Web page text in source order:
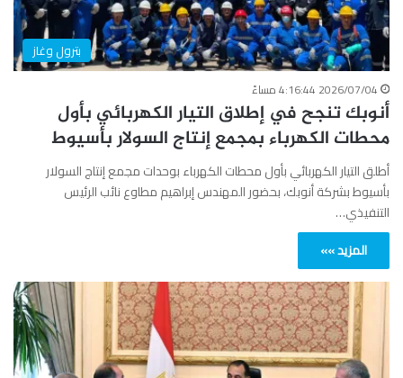
بترول وغاز
2026/07/04 4:16:44 مساءً
أنوبك تنجح في إطلاق التيار الكهربائي بأول
محطات الكهرباء بمجمع إنتاج السولار بأسيوط
أطلق التيار الكهربائي بأول محطات الكهرباء بوحدات مجمع إنتاج السولار
بأسيوط بشركة أنوبك، بحضور المهندس إبراهيم مطاوع نائب الرئيس
التنفيذي…
المزيد »»